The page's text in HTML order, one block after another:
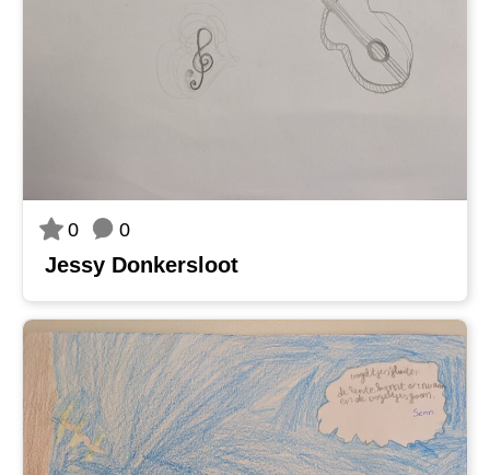
0 0
Jessy Donkersloot